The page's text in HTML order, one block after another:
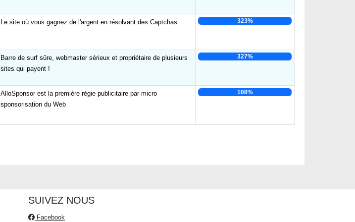
Le site où vous gagnez de l'argent en résolvant des Captchas 323%
Barre de surf sûre, webmaster sérieux et propriétaire de plusieurs
sites qui payent !
327%
AlloSponsor est la première régie publicitaire par micro
sponsorisation du Web
108%
SUIVEZ NOUS
Facebook